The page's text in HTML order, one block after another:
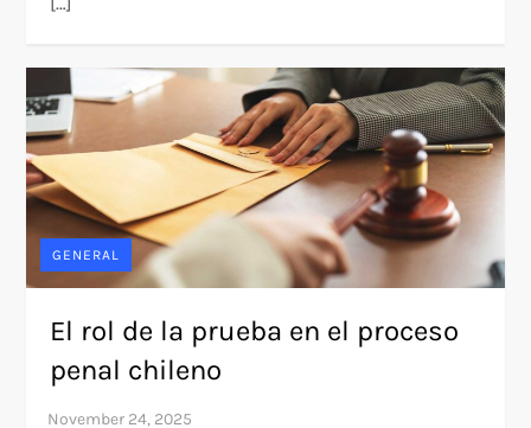
GENERAL
El rol de la prueba en el proceso
penal chileno